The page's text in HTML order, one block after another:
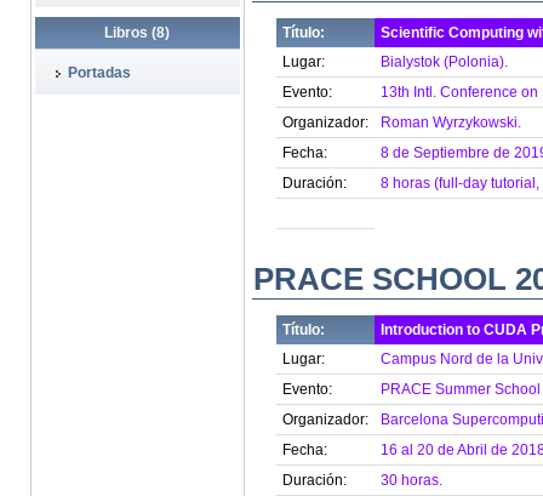
Libros (8)
Portadas
Título:
Scientific Computing
Lugar:
Bialystok (Polonia).
Evento:
13th Intl. Conference
Organizador:
Roman Wyrzykowski.
Fecha:
8 de Septiembre de
Duración:
8 horas (full-day
PRACE SCHOOL
Título:
Introduction to CUDA
Lugar:
Campus Nord de la
Evento:
PRACE Summer
Organizador:
Barcelona
Fecha:
16 al 20 de Abril de
Duración:
30 horas.